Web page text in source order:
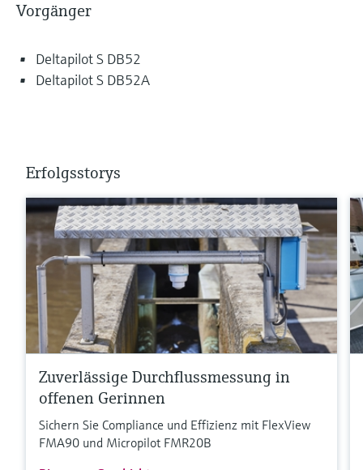
Vorgänger
Deltapilot S DB52
Deltapilot S DB52A
Erfolgsstorys
Zuverlässige Durchflussmessung in
offenen Gerinnen
Sichern Sie Compliance und Effizienz mit FlexView
FMA90 und Micropilot FMR20B